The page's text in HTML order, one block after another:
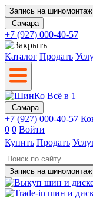
Запись на шиномонтаж
Самара
+7 (927) 000-40-57
Каталог Продать
Самара
+7 (927) 000-40-57
0 0 Войти
Купить Продать
Запись на шиномонтаж